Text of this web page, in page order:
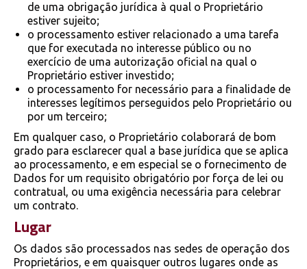
de uma obrigação jurídica à qual o Proprietário
estiver sujeito;
o processamento estiver relacionado a uma tarefa
que for executada no interesse público ou no
exercício de uma autorização oficial na qual o
Proprietário estiver investido;
o processamento for necessário para a finalidade de
interesses legítimos perseguidos pelo Proprietário ou
por um terceiro;
Em qualquer caso, o Proprietário colaborará de bom
grado para esclarecer qual a base jurídica que se aplica
ao processamento, e em especial se o fornecimento de
Dados for um requisito obrigatório por força de lei ou
contratual, ou uma exigência necessária para celebrar
um contrato.
Lugar
Os dados são processados ​​nas sedes de operação dos
Proprietários, e em quaisquer outros lugares onde as